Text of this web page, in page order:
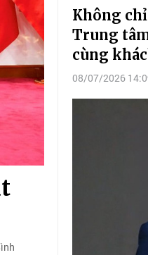
Không
Trung
cùng
08/07/2026